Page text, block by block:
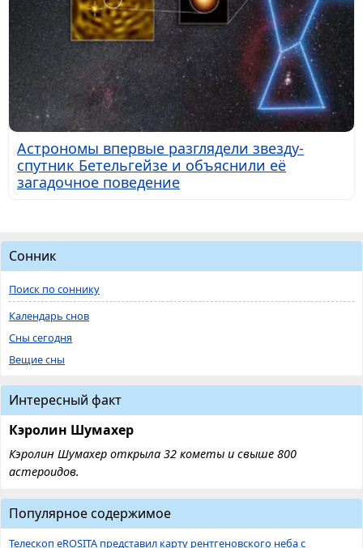
Астрономы впервые разглядели звезду-
спутник Бетельгейзе и объяснили её
загадочное поведение
Сонник
Поиск по соннику
Календарь снов
Сны сегодня
Вещие сны
Интересный факт
Кэролин Шумахер
Кэролин Шумахер открыла 32 кометы и свыше 800
астероидов.
Популярное содержимое
Телескоп eROSITA представил карту рентгеновского неба с